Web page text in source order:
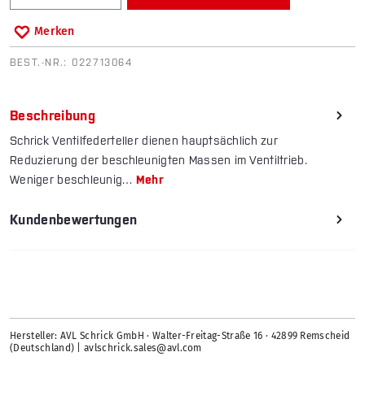
Merken
BEST.-NR.: 022713064
Beschreibung
Schrick Ventilfederteller dienen hauptsächlich zur
Reduzierung der beschleunigten Massen im Ventiltrieb.
Weniger beschleunig… Mehr
Kundenbewertungen
Hersteller: AVL Schrick GmbH · Walter-Freitag-Straße 16 · 42899 Remscheid
(Deutschland) | avlschrick.sales@avl.com